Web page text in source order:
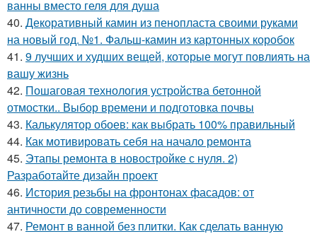
ванны вместо геля для душа
40. Декоративный камин из пенопласта своими руками
на новый год. №1. Фальш-камин из картонных коробок
41. 9 лучших и худших вещей, которые могут повлиять на
вашу жизнь
42. Пошаговая технология устройства бетонной
отмостки.. Выбор времени и подготовка почвы
43. Калькулятор обоев: как выбрать 100% правильный
44. Как мотивировать себя на начало ремонта
45. Этапы ремонта в новостройке с нуля. 2)
Разработайте дизайн проект
46. История резьбы на фронтонах фасадов: от
античности до современности
47. Ремонт в ванной без плитки. Как сделать ванную